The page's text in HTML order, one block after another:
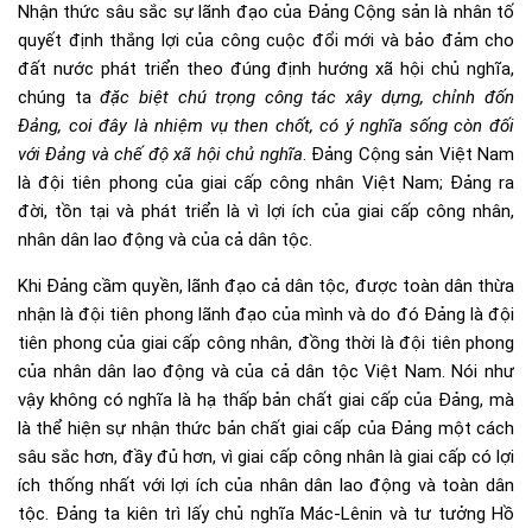
Nhận thức sâu sắc sự lãnh đạo của Đảng Cộng sản là nhân tố
quyết định thắng lợi của công cuộc đổi mới và bảo đảm cho
đất nước phát triển theo đúng định hướng xã hội chủ nghĩa,
chúng tađặc biệt chú trọng công tác xây dựng, chỉnh đốn
Đảng, coi đây là nhiệm vụ then chốt, có ý nghĩa sống còn đối
với Đảng và chế độ xã hội chủ nghĩa. Đảng Cộng sản Việt Nam
là đội tiên phong của giai cấp công nhân Việt Nam; Đảng ra
đời, tồn tại và phát triển là vì lợi ích của giai cấp công nhân,
nhân dân lao động và của cả dân tộc.
Khi Đảng cầm quyền, lãnh đạo cả dân tộc, được toàn dân thừa
nhận là đội tiên phong lãnh đạo của mình và do đó Đảng là đội
tiên phong của giai cấp công nhân, đồng thời là đội tiên phong
của nhân dân lao động và của cả dân tộc Việt Nam. Nói như
vậy không có nghĩa là hạ thấp bản chất giai cấp của Đảng, mà
là thể hiện sự nhận thức bản chất giai cấp của Đảng một cách
sâu sắc hơn, đầy đủ hơn, vì giai cấp công nhân là giai cấp có lợi
ích thống nhất với lợi ích của nhân dân lao động và toàn dân
tộc. Đảng ta kiên trì lấy chủ nghĩa Mác-Lênin và tư tưởng Hồ